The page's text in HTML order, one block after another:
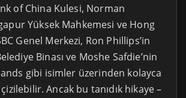
of China Kulesi, Norman
Yüksek Mahkemesi ve Hong
Genel Merkezi, Ron Phillips’in
Binası ve Moshe Safdie’nin
gibi isimler üzerinden kolayca
Ancak bu tanıdık hikaye –